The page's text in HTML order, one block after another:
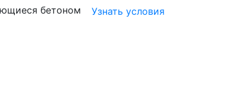
бетоном
Узнать условия